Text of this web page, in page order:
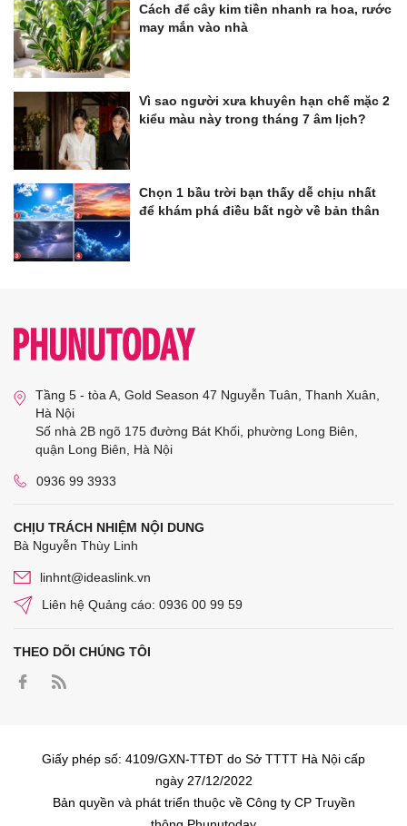
Cách để cây kim tiền nhanh ra hoa, rước
may mắn vào nhà
Vì sao người xưa khuyên hạn chế mặc 2
kiểu màu này trong tháng 7 âm lịch?
Chọn 1 bầu trời bạn thấy dễ chịu nhất
để khám phá điều bất ngờ về bản thân
Tầng 5 - tòa A, Gold Season 47 Nguyễn Tuân, Thanh Xuân,
Hà Nội
Số nhà 2B ngõ 175 đường Bát Khối, phường Long Biên,
quận Long Biên, Hà Nội
0936 99 3933
CHỊU TRÁCH NHIỆM NỘI DUNG
Bà Nguyễn Thùy Linh
linhnt@ideaslink.vn
Liên hệ Quảng cáo: 0936 00 99 59
THEO DÕI CHÚNG TÔI
Giấy phép số: 4109/GXN-TTĐT do Sở TTTT Hà Nội cấp
ngày 27/12/2022
Bản quyền và phát triển thuộc về Công ty CP Truyền